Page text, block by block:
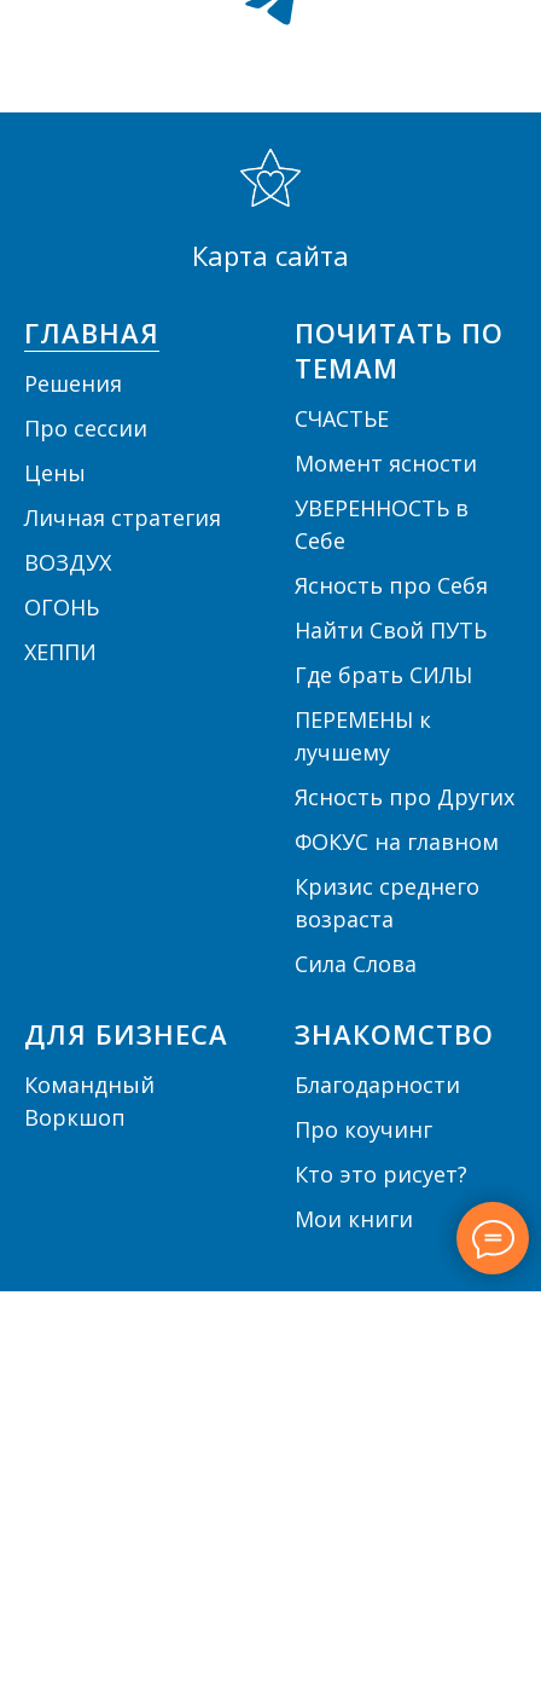
Карта сайта
ГЛАВНАЯ
Решения
Про сессии
Цены
Личная стратегия
ВОЗДУХ
ОГОНЬ
ХЕППИ
ПОЧИТАТЬ ПО
ТЕМАМ
СЧАСТЬЕ
Момент ясности
УВЕРЕННОСТЬ в
Себе
Ясность про Себя
Найти Свой ПУТЬ
Где брать СИЛЫ
ПЕРЕМЕНЫ к
лучшему
Ясность про Других
ФОКУС на главном
Кризис среднего
возраста
Сила Слова
ДЛЯ БИЗНЕСА
Командный
Воркшоп
ЗНАКОМСТВО
Благодарности
Про коучинг
Кто это рисует?
Мои книги